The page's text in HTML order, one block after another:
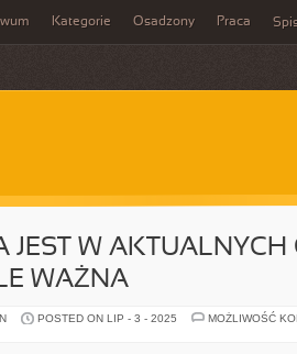
Kategorie Osadzony Praca
JEST W
WAŻNA
POSTED ON LIP - 3 - 2025
MOŻLIWOŚĆ